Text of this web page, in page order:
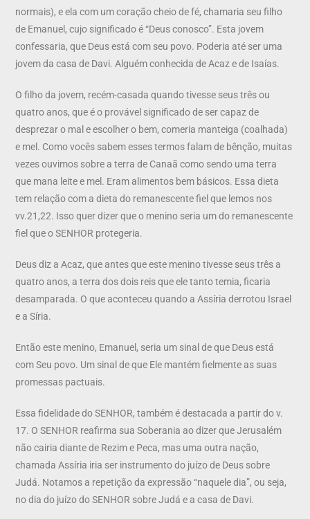
normais), e ela com um coração cheio de fé, chamaria seu filho
de Emanuel, cujo significado é “Deus conosco”. Esta jovem
confessaria, que Deus está com seu povo. Poderia até ser uma
jovem da casa de Davi. Alguém conhecida de Acaz e de Isaías.
O filho da jovem, recém-casada quando tivesse seus três ou
quatro anos, que é o provável significado de ser capaz de
desprezar o mal e escolher o bem, comeria manteiga (coalhada)
e mel. Como vocês sabem esses termos falam de bênção, muitas
vezes ouvimos sobre a terra de Canaã como sendo uma terra
que mana leite e mel. Eram alimentos bem básicos. Essa dieta
tem relação com a dieta do remanescente fiel que lemos nos
vv.21,22. Isso quer dizer que o menino seria um do remanescente
fiel que o SENHOR protegeria.
Deus diz a Acaz, que antes que este menino tivesse seus três a
quatro anos, a terra dos dois reis que ele tanto temia, ficaria
desamparada. O que aconteceu quando a Assíria derrotou Israel
e a Síria.
Então este menino, Emanuel, seria um sinal de que Deus está
com Seu povo. Um sinal de que Ele mantém fielmente as suas
promessas pactuais.
Essa fidelidade do SENHOR, também é destacada a partir do v.
17. O SENHOR reafirma sua Soberania ao dizer que Jerusalém
não cairia diante de Rezim e Peca, mas uma outra nação,
chamada Assíria iria ser instrumento do juízo de Deus sobre
Judá. Notamos a repetição da expressão “naquele dia”, ou seja,
no dia do juízo do SENHOR sobre Judá e a casa de Davi.